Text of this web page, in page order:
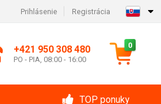
Prihlásenie Registrácia
+421 950 308 480
PO - PIA, 08:00 - 16:00
0
TOP ponuky